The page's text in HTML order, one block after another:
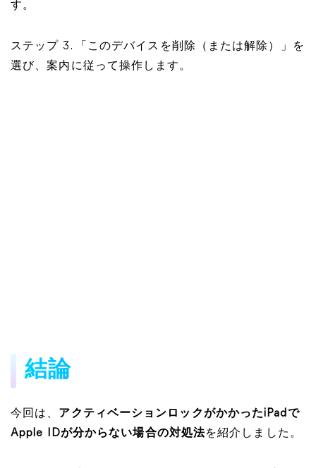
す。
ステップ 3. 「このデバイスを削除（または解除）」を
選び、案内に従って操作します。
結論
今回は、 アクティベーションロックがかかったiPadで
Apple IDが分からない場合の対処法を紹介しました。